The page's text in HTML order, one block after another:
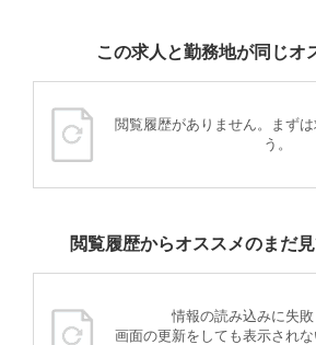
この求人と勤務地が同じオ
閲覧履歴がありません。まず
う。
閲覧履歴からオススメのまだ
情報の読み込みに失敗
画面の更新をしても表示されな